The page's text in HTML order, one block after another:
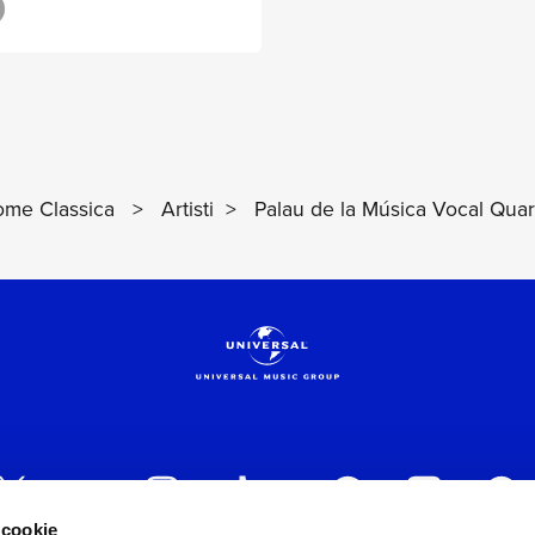
Classica > Artisti > Palau de la Música Vocal